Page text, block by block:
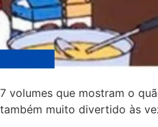
volumes que mostram o
muito divertido às